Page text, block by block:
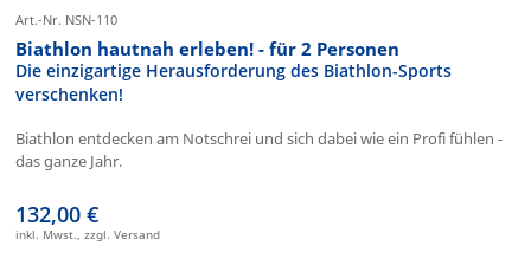
Art.-Nr. NSN-110
Biathlon hautnah erleben! - für 2 Personen
Die einzigartige Herausforderung des Biathlon-Sports
verschenken!
Biathlon entdecken am Notschrei und sich dabei wie ein Profi fühlen -
das ganze Jahr.
132,00 €
inkl. Mwst., zzgl. Versand